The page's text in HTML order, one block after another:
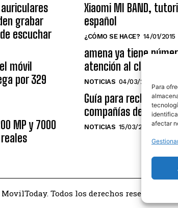
Para
afectar
grabar
escuchar
móvil
por 329
MP y 7000
Xiaomi MI BAND,
español
¿CÓMO SE HACE? 14/01/2015
amena ya tiene
atención al cliente
NOTICIAS 04/03/2014
Guía para reclamar a
compañías de
NOTICIAS 15/03/2009
Todos los derechos reservados.